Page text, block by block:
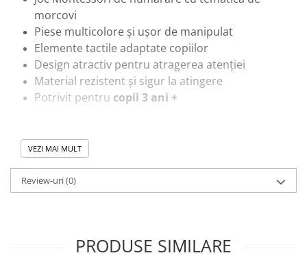
morcovi
Piese multicolore și ușor de manipulat
Elemente tactile adaptate copiilor
Design atractiv pentru atragerea atenției
Material rezistent și sigur la atingere
Potrivit pentru copii 3 ani +
🎓Beneficii educaționale:
Dezvoltăgândirea matematică de bazăprin
numărare
Stimulează motricitatea fină
VEZI MAI MULT
Review-uri(0)
PRODUSE SIMILARE